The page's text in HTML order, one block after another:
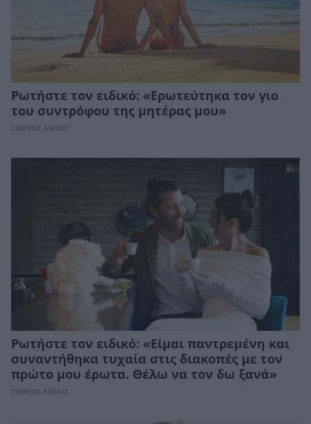
Ρωτήστε τον ειδικό: «Ερωτεύτηκα τον γιο
του συντρόφου της μητέρας μου»
ΓΙΩΡΓΟΣ ΛΑΓΙΟΣ
Ρωτήστε τον ειδικό: «Είμαι παντρεμένη και
συναντήθηκα τυχαία στις διακοπές με τον
πρώτο μου έρωτα. Θέλω να τον δω ξανά»
ΓΙΩΡΓΟΣ ΛΑΓΙΟΣ